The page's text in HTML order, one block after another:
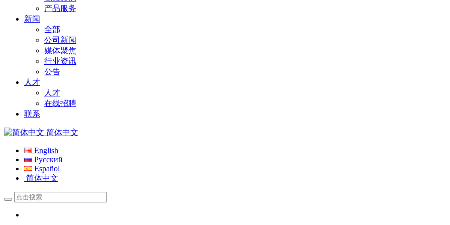
产品服务
新闻
全部
公司新闻
媒体聚焦
行业资讯
公告
人才
人才
在线招聘
联系
简体中文
English
Русский
Español
简体中文